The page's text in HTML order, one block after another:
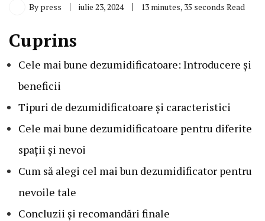
By press iulie 23, 2024 13 minutes, 35 seconds Read
Cuprins
Cele mai bune dezumidificatoare: Introducere și
beneficii
Tipuri de dezumidificatoare și caracteristici
Cele mai bune dezumidificatoare pentru diferite
spații și nevoi
Cum să alegi cel mai bun dezumidificator pentru
nevoile tale
Concluzii și recomandări finale